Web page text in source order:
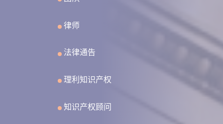
律师
法律通告
理利知识产权
知识产权顾问